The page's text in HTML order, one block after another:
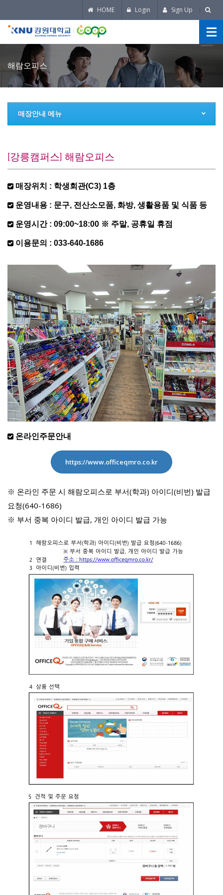
HOME Login Sign Up
해람오피스
매장안내 메뉴
[강릉캠퍼스] 해람오피스
매장위치 : 학생회관(C3) 1층
운영내용 : 문구, 전산소모품, 화방, 생활용품 및 식품 등
운영시간 : 09:00~18:00 ※ 주말, 공휴일 휴점
이용문의 : 033-640-1686
온라인주문안내
https://www.officeqmro.co.kr
※ 온라인 주문 시 해람오피스로 부서(학과) 아이디(비번) 발급
요청(640-1686)
※ 부서 중복 아이디 발급, 개인 아이디 발급 가능